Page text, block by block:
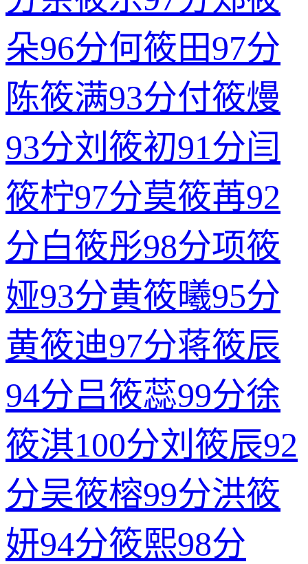
朵96分何筱田97分
陈筱满93分付筱熳
93分刘筱初91分闫
筱柠97分莫筱苒92
分白筱彤98分项筱
娅93分黄筱曦95分
黄筱迪97分蒋筱辰
94分吕筱蕊99分徐
筱淇100分刘筱辰92
分吴筱榕99分洪筱
妍94分筱熙98分